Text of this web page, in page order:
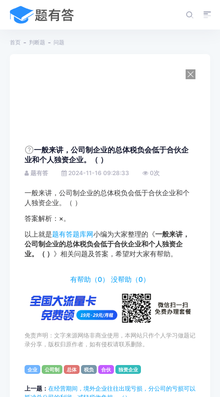
首页 判断题 问题
一般来讲，公司制企业的总体税负会低于合伙企
业和个人独资企业。（ ）
题有答 2024-11-16 09:28:33 0次
一般来讲，公司制企业的总体税负会低于合伙企业和个
人独资企业。（ ）
答案解析：×。
以上就是题有答题库网小编为大家整理的《一般来讲，
公司制企业的总体税负会低于合伙企业和个人独资企
业。（ ） 》相关问题及答案，希望对大家有帮助。
有帮助（0） 没帮助（0）
免责声明：文字来源网络非商业使用，本网站只作个人学习做题记
录分享，版权归原作者，如有侵权请联系删除。
企业 公司制 总体 税负 合伙 独资企业
上一题： 在经营期间，境外企业往往出现亏损，分公司的亏损可以